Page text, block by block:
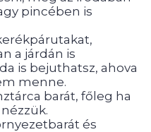
pincében is
a járdán is
is bejuthatsz, ahova
menne.
barát, főleg ha
és